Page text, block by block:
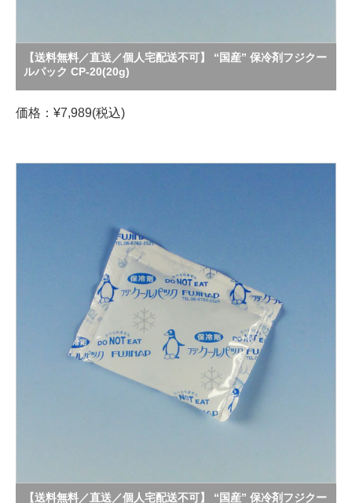
【送料無料／直送／個人宅配送不可】 “国産” 保冷剤フジクー
ルパック CP-20(20g)
価格：¥7,989(税込)
【送料無料／直送／個人宅配送不可】 “国産” 保冷剤フジクー